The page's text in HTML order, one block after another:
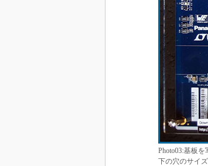
Photo03:基板
下の穴のサイ